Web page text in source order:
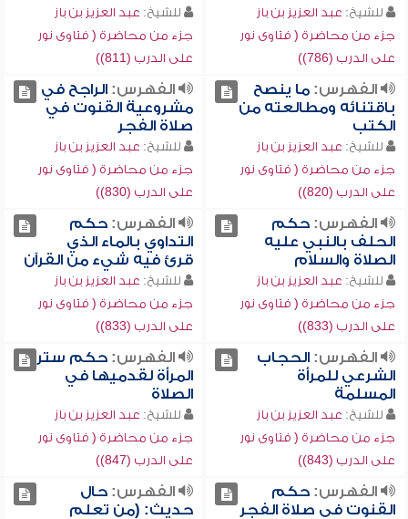
للشيخ: عبد العزيز بن باز
جزء من محاضرة ( فتاوى نور
على الدرب (786))
للشيخ: عبد العزيز بن باز
جزء من محاضرة ( فتاوى نور
على الدرب (811))
الفهرس:ما ينصح
باقتنائه ومطالعته من
الكتب
للشيخ: عبد العزيز بن باز
جزء من محاضرة ( فتاوى نور
على الدرب (820))
الفهرس:الراجح في
مشروعية القنوت في
صلاة الفجر
للشيخ: عبد العزيز بن باز
جزء من محاضرة ( فتاوى نور
على الدرب (830))
الفهرس:حكم
الحلف بالنبي عليه
الصلاة والسلام
للشيخ: عبد العزيز بن باز
جزء من محاضرة ( فتاوى نور
على الدرب (833))
الفهرس:حكم
التداوي بالماء الذي
قرئ فيه شيء من القرآن
للشيخ: عبد العزيز بن باز
جزء من محاضرة ( فتاوى نور
على الدرب (833))
الفهرس:الحجاب
الشرعي للمرأة
المسلمة
للشيخ: عبد العزيز بن باز
جزء من محاضرة ( فتاوى نور
على الدرب (843))
الفهرس:حكم ستر
المرأة لقدميها في
الصلاة
للشيخ: عبد العزيز بن باز
جزء من محاضرة ( فتاوى نور
على الدرب (847))
الفهرس:حكم
القنوت في صلاة الفجر
الفهرس:حال
حديث: (من تعلم